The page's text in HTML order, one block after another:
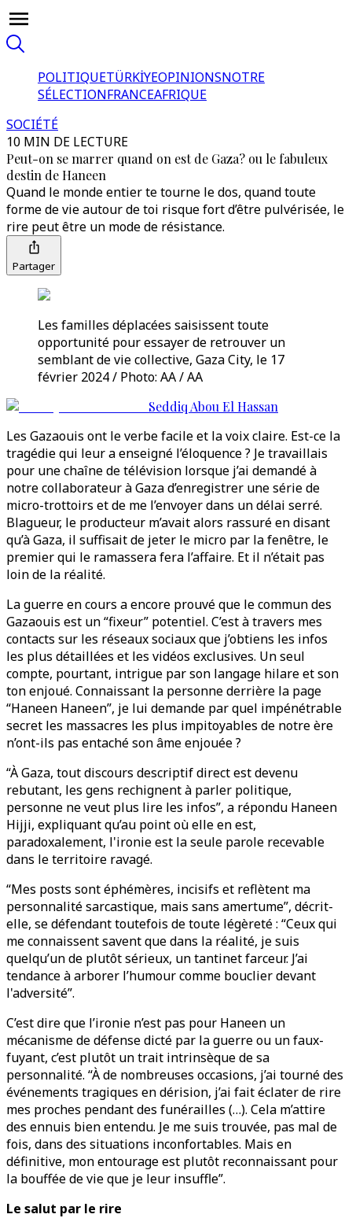
POLITIQUETÜRKİYEOPINIONSNOTRE
SÉLECTIONFRANCEAFRIQUE
SOCIÉTÉ
10 MIN DE LECTURE
Peut-on se marrer quand on est de Gaza? ou le fabuleux
destin de Haneen
Quand le monde entier te tourne le dos, quand toute
forme de vie autour de toi risque fort d’être pulvérisée, le
rire peut être un mode de résistance.
Partager
Les familles déplacées saisissent toute
opportunité pour essayer de retrouver un
semblant de vie collective, Gaza City, le 17
février 2024 / Photo: AA / AA
Seddiq Abou El Hassan
Les Gazaouis ont le verbe facile et la voix claire. Est-ce la
tragédie qui leur a enseigné l’éloquence ? Je travaillais
pour une chaîne de télévision lorsque j’ai demandé à
notre collaborateur à Gaza d’enregistrer une série de
micro-trottoirs et de me l’envoyer dans un délai serré.
Blagueur, le producteur m’avait alors rassuré en disant
qu’à Gaza, il suffisait de jeter le micro par la fenêtre, le
premier qui le ramassera fera l’affaire. Et il n’était pas
loin de la réalité.
La guerre en cours a encore prouvé que le commun des
Gazaouis est un “fixeur” potentiel. C’est à travers mes
contacts sur les réseaux sociaux que j’obtiens les infos
les plus détaillées et les vidéos exclusives. Un seul
compte, pourtant, intrigue par son langage hilare et son
ton enjoué. Connaissant la personne derrière la page
“Haneen Haneen”, je lui demande par quel impénétrable
secret les massacres les plus impitoyables de notre ère
n’ont-ils pas entaché son âme enjouée ?
“À Gaza, tout discours descriptif direct est devenu
rebutant, les gens rechignent à parler politique,
personne ne veut plus lire les infos”, a répondu Haneen
Hijji, expliquant qu’au point où elle en est,
paradoxalement, l'ironie est la seule parole recevable
dans le territoire ravagé.
“Mes posts sont éphémères, incisifs et reflètent ma
personnalité sarcastique, mais sans amertume”, décrit-
elle, se défendant toutefois de toute légèreté : “Ceux qui
me connaissent savent que dans la réalité, je suis
quelqu’un de plutôt sérieux, un tantinet farceur. J’ai
tendance à arborer l’humour comme bouclier devant
l'adversité”.
C’est dire que l’ironie n’est pas pour Haneen un
mécanisme de défense dicté par la guerre ou un faux-
fuyant, c’est plutôt un trait intrinsèque de sa
personnalité. “À de nombreuses occasions, j’ai tourné des
événements tragiques en dérision, j’ai fait éclater de rire
mes proches pendant des funérailles (…). Cela m’attire
des ennuis bien entendu. Je me suis trouvée, pas mal de
fois, dans des situations inconfortables. Mais en
définitive, mon entourage est plutôt reconnaissant pour
la bouffée de vie que je leur insuffle”.
Le salut par le rire